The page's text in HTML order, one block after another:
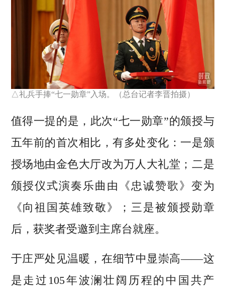
△礼兵手捧“七一勋章”入场。（总台记者李晋拍摄）
值得一提的是，此次“七一勋章”的颁授与
五年前的首次相比，有多处变化：一是颁
授场地由金色大厅改为万人大礼堂；二是
颁授仪式演奏乐曲由《忠诚赞歌》变为
《向祖国英雄致敬》；三是被颁授勋章
后，获奖者受邀到主席台就座。
于庄严处见温暖，在细节中显崇高——这
是走过105年波澜壮阔历程的中国共产